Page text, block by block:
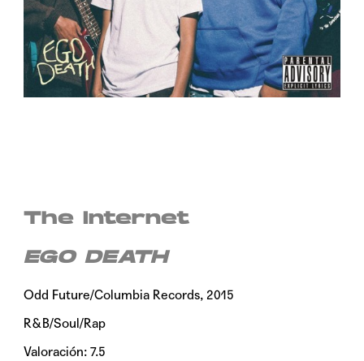
The Internet
EGO DEATH
Odd Future/Columbia Records, 2015
R&B/Soul/Rap
Valoración: 7.5